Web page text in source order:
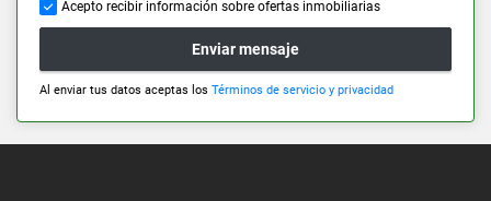
Acepto recibir información sobre ofertas inmobiliarias
Enviar mensaje
Al enviar tus datos aceptas los Términos de servicio y privacidad